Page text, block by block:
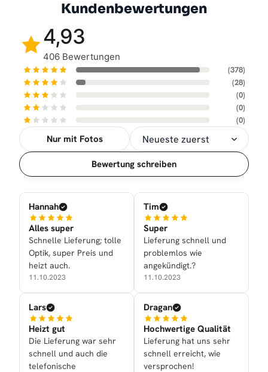
Kundenbewertungen
4,93
406 Bewertungen
(378)
(28)
(0)
(0)
(0)
Nur mit Fotos
Sortierung
Bewertung schreiben
Hannah
Alles super
Schnelle Lieferung; tolle
Optik, super Preis und
heizt auch.
11.10.2023
Lars
Heizt gut
Die Lieferung war sehr
schnell und auch die
telefonische
Tim
Super
Lieferung schnell und
problemlos wie
angekündigt.?
11.10.2023
Dragan
Hochwertige Qualität
Lieferung hat uns sehr
schnell erreicht, wie
versprochen!